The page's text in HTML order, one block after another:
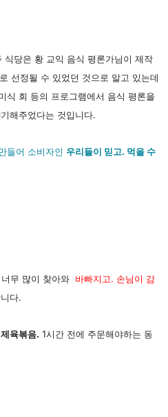
당은 황 교익 음식 평론가님이 제작
선정될 수 있었던 것으로 알고 있는데
식 회 등의 프로그램에서 음식 평론을
해주었다는 것입니다.
들어 소비자인 우리들이 믿고. 먹을 수
무 많이 찾아와 바빠지고. 손님이 감
다.
육볶음. 1시간 전에 주문해야하는 동